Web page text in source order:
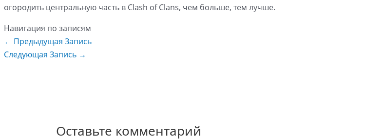
огородить центральную часть в Clash of Clans, чем больше, тем лучше.
Навигация по записям
← Предыдущая Запись
Следующая Запись →
Оставьте комментарий